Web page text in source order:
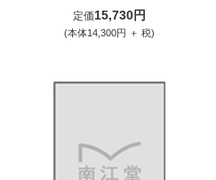
定価15,730円
(本体14,300円 ＋ 税)